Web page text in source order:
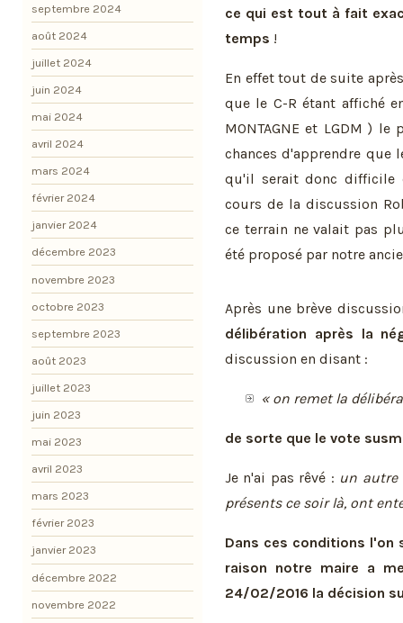
ce qui est tout à fait
temps !
En effet tout de suite
que le C-R étant affiché
MONTAGNE et LGDM )
chances d'apprendre que
qu'il serait donc difficile
cours de la discussion
ce terrain ne valait pas
été proposé par notre
Après une brève
délibération après la
discussion en disant :
« on remet la
de sorte que le vote
Je n'ai pas rêvé : un autre
présents ce soir là, ont
Dans ces conditions l'on
raison notre maire a
24/02/2016 la décision
septembre 2024
août 2024
juillet 2024
juin 2024
mai 2024
avril 2024
mars 2024
février 2024
janvier 2024
décembre 2023
novembre 2023
octobre 2023
septembre 2023
août 2023
juillet 2023
juin 2023
mai 2023
avril 2023
mars 2023
février 2023
janvier 2023
décembre 2022
novembre 2022